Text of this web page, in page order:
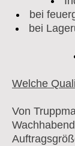
bei
bei
Welche
Von